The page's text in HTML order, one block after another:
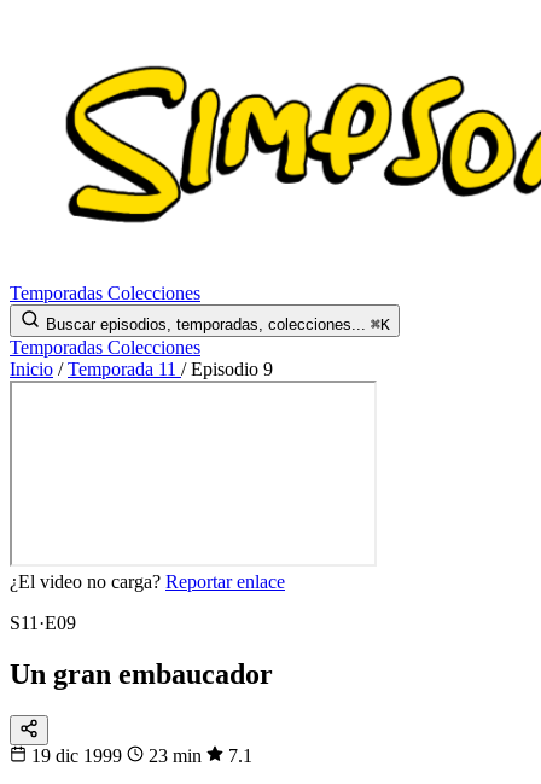
Temporadas Colecciones
Buscar episodios, temporadas, colecciones... ⌘K
Temporadas Colecciones
Inicio / Temporada 11 / Episodio 9
¿El video no carga? Reportar enlace
S11·E09
Un gran embaucador
19 dic 1999 23 min
7.1